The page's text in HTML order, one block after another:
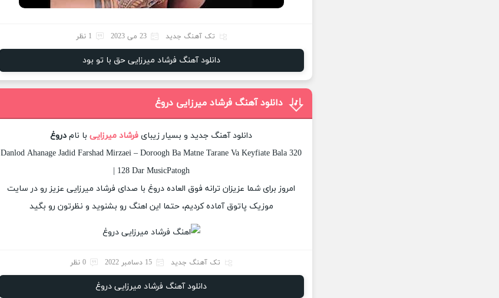
تک آهنگ جدید 23 می 2023 1 نظر
دانلود آهنگ فرشاد میرزایی حق با تو بود
دانلود آهنگ فرشاد میرزایی دروغ
دانلود آهنگ جدید و بسیار زیبای فرشاد میرزاییبا نام دروغ
Danlod Ahanage Jadid Farshad Mirzaei – Doroogh Ba Matne Tarane Va Keyfiate Bala 320
| 128 Dar MusicPatogh
امروز برای شما عزیزان ترانه فوق العاده دروغ با صدای فرشاد میرزایی عزیز رو در سایت
موزیک پاتوق آماده کردیم، حتما این اهنگ رو بشنوید و نظرتون رو بگید
تک آهنگ جدید 15 دسامبر 2022 0 نظر
دانلود آهنگ فرشاد میرزایی دروغ